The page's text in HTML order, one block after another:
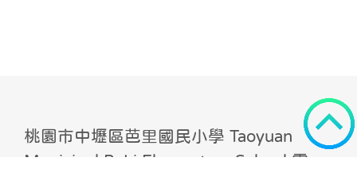
桃園市中壢區芭里國民小學 Taoyuan
Municipal BaLi Elementary School 電